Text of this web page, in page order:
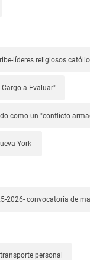
líderes religiosos
a Evaluar"
como un "conflicto
York-
2026- convocatoria de
personal